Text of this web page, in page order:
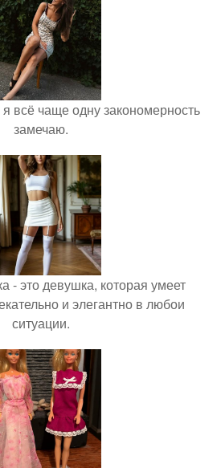
всё чаще одну закономерность
замечаю.
- это девушка, которая умеет
и элегантно в любои
ситуации.